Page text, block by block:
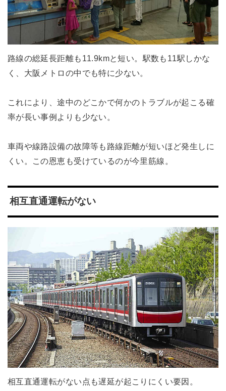
路線の総延長距離も11.9kmと短い。駅数も11駅しかな
く、大阪メトロの中でも特に少ない。
これにより、途中のどこかで何かのトラブルが起こる確
率が長い事例よりも少ない。
車両や線路設備の故障等も路線距離が短いほど発生しに
くい。この恩恵も受けているのが今里筋線。
相互直通運転がない
相互直通運転がない点も遅延が起こりにくい要因。